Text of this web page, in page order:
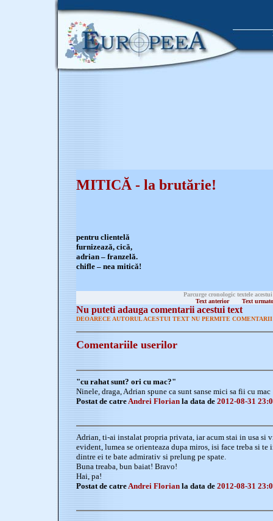
MITICĂ - la brutărie!
pentru clientelă
furnizează, cică,
adrian – franzelă.
chifle – nea mitică!
Parcurge cronologic textele
Text anterior
Text
Nu puteti adauga comentarii acestui text
DEOARECE AUTORUL ACESTUI TEXT NU PERMITE
Comentariile userilor
"cu rahat sunt? ori cu mac?"
Ninele, draga, Adrian spune ca sunt sanse mici sa fii cu
Postat de catreAndrei Florian la data de 2012-08-31
Adrian, ti-ai instalat propria privata, iar acum stai in usa si
evident, lumea se orienteaza dupa miros, isi face treba si te
dintre ei te bate admirativ si prelung pe spate.
Buna treaba, bun baiat! Bravo!
Hai, pa!
Postat de catreAndrei Florian la data de 2012-08-31